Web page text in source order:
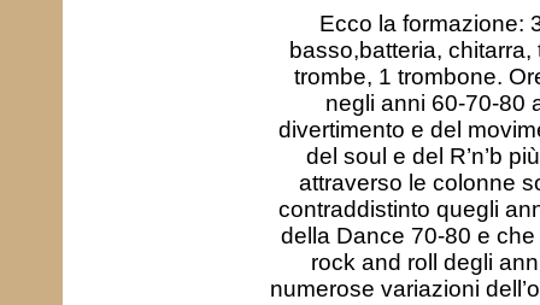
Ecco la formazione:
basso,batteria,
trombe, 1 trombone.
negli anni 60-70-80
divertimento e del
del soul e del R’n’b
attraverso le colonne
contraddistinto quegli
della Dance 70-80 e
rock and roll degli
numerose variazioni